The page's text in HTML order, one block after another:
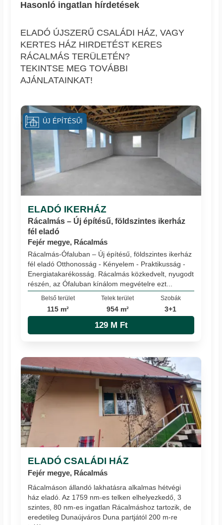
Hasonló ingatlan hírdetések
ELADÓ ÚJSZERŰ CSALÁDI HÁZ, VAGY
KERTES HÁZ HIRDETÉST KERES
RÁCALMÁS TERÜLETÉN?
TEKINTSE MEG TOVÁBBI
AJÁNLATAINKAT!
ELADÓ IKERHÁZ
Rácalmás – Új építésű, földszintes ikerház
fél eladó
Fejér megye, Rácalmás
Rácalmás-Ófaluban – Új építésű, földszintes ikerház
fél eladó Otthonosság - Kényelem - Praktikusság -
Energiatakarékosság. Rácalmás közkedvelt, nyugodt
részén, az Ófaluban kínálom megvételre ezt...
Belső terület
115 m²
Telek terület
954 m²
Szobák
3+1
129 M Ft
ÚJ ÉPÍTÉSŰ!
ELADÓ CSALÁDI HÁZ
Fejér megye, Rácalmás
Rácalmáson állandó lakhatásra alkalmas hétvégi
ház eladó. Az 1759 nm-es telken elhelyezkedő, 3
szintes, 80 nm-es ingatlan Rácalmáshoz tartozik, de
eredetileg Dunaújváros Duna partjától 200 m-re